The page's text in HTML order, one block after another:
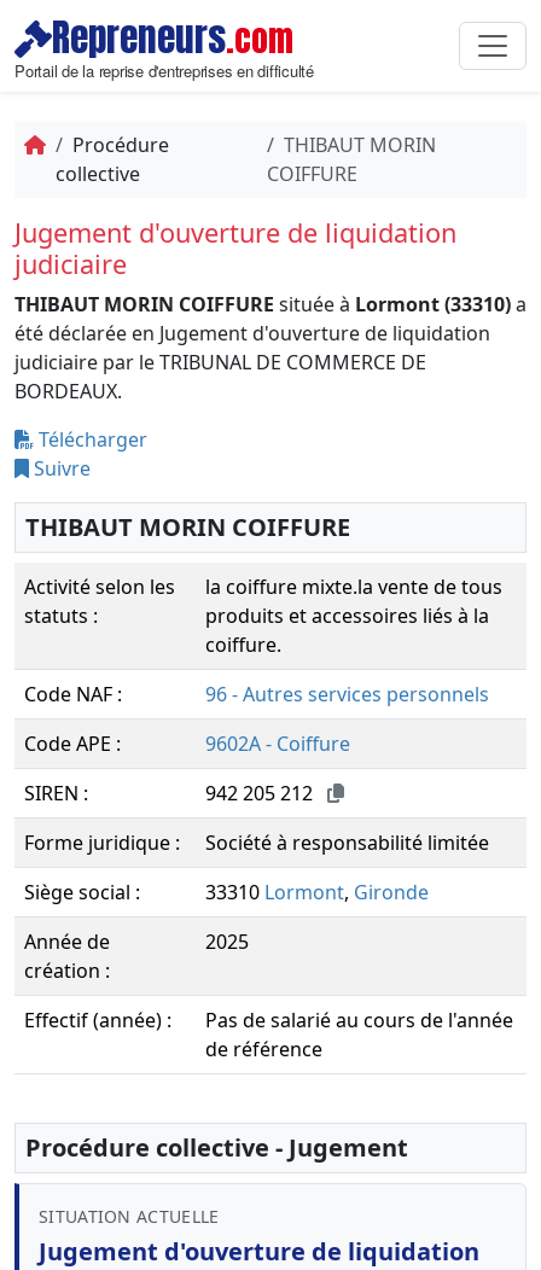
Repreneurs.com
Portail de la reprise d'entreprises en difficulté
Procédure
collective
THIBAUT MORIN
COIFFURE
Jugement d'ouverture de liquidation
judiciaire
THIBAUT MORIN COIFFURE située à Lormont (33310)a
été déclarée en Jugement d'ouverture de liquidation
judiciaire par le TRIBUNAL DE COMMERCE DE
BORDEAUX.
Télécharger
Suivre
THIBAUT MORIN COIFFURE
Activité selon les
statuts :
la coiffure mixte.la vente de tous
produits et accessoires liés à la
coiffure.
Code NAF :
96 - Autres services personnels
Code APE :
9602A - Coiffure
SIREN :
942 205 212
Forme juridique :
Société à responsabilité limitée
Siège social :
33310 Lormont, Gironde
Année de
création :
2025
Effectif (année) :
Pas de salarié au cours de l'année
de référence
Procédure collective - Jugement
SITUATION ACTUELLE
Jugement d'ouverture de liquidation